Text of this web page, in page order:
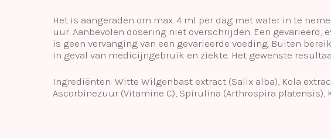
Het is aangeraden om max. 4 ml per dag met water in te
uur. Aanbevolen dosering niet overschrijden. Een
is geen vervanging van een gevarieerde voeding. Buiten
in geval van medicijngebruik en ziekte. Het gewenste
Ingrediënten: Witte Wilgenbast extract (Salix alba), Kola
Ascorbinezuur (Vitamine C), Spirulina (Arthrospira platensis),